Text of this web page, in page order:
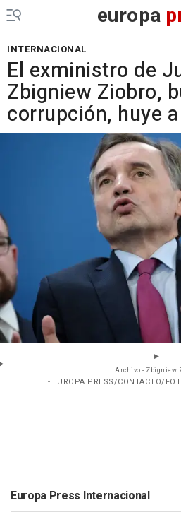
europa
INTERNACIONAL
El exministro de
Zbigniew Ziobro,
corrupción, huye a
Archivo - Zbigniew
- EUROPA PRESS/CONTACTO/
Europa Press Internacional